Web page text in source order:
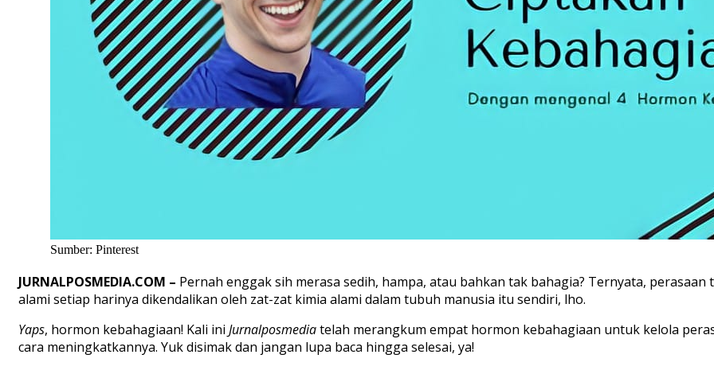
Sumber: Pinterest
JURNALPOSMEDIA.COM – Pernah enggak sih merasa sedih, hampa, atau bahkan tak bahagia? Ternyata,
alami setiap harinya dikendalikan oleh zat-zat kimia alami dalam tubuh manusia itu sendiri, lho.
Yaps, hormon kebahagiaan! Kali ini Jurnalposmediatelah merangkum empat hormon kebahagiaan untuk kelola
cara meningkatkannya. Yuk disimak dan jangan lupa baca hingga selesai, ya!